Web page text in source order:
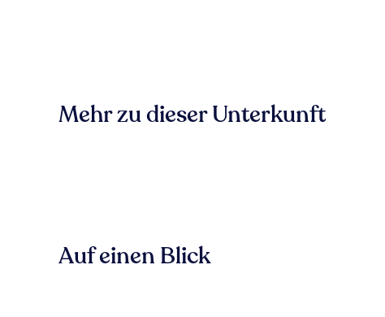
Mehr zu dieser Unterkunft
Auf einen Blick